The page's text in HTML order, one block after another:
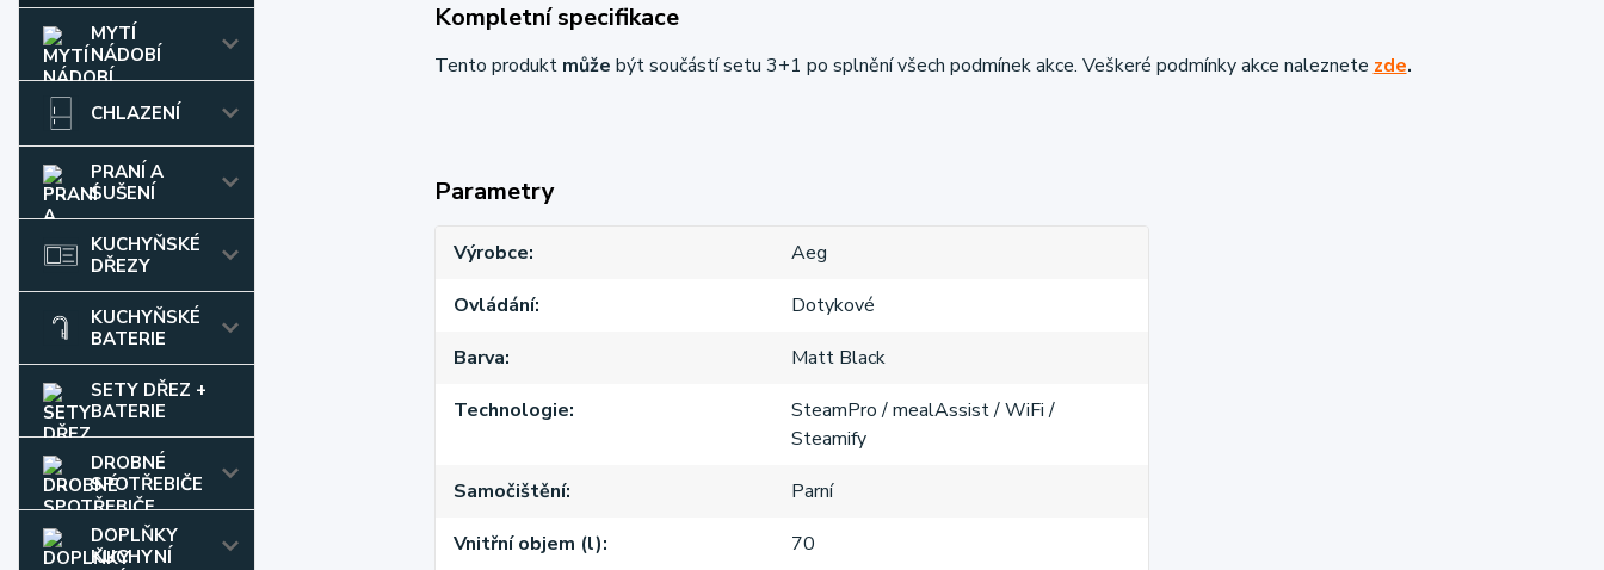
MYTÍ
NÁDOBÍ
CHLAZENÍ
PRANÍ A
SUŠENÍ
KUCHYŇSKÉ
DŘEZY
KUCHYŇSKÉ
BATERIE
SETY DŘEZ +
BATERIE
DROBNÉ
SPOTŘEBIČE
DOPLŇKY
KUCHYNÍ
Kompletní specifikace
Tento produkt může být součástí setu 3+1 po splnění všech podmínek akce. Veškeré podmínky akce naleznete zde.
Parametry
Výrobce
Aeg
Ovládání
Dotykové
Barva
Matt Black
Technologie
SteamPro / mealAssist / WiFi /
Steamify
Samočištění
Parní
Vnitřní objem (l)
70